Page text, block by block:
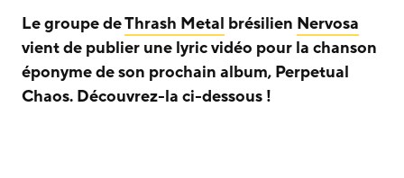
Le groupe deThrash Metal brésilien Nervosa
vient de publier une lyric vidéo pour la chanson
éponyme de son prochain album, Perpetual
Chaos. Découvrez-la ci-dessous !